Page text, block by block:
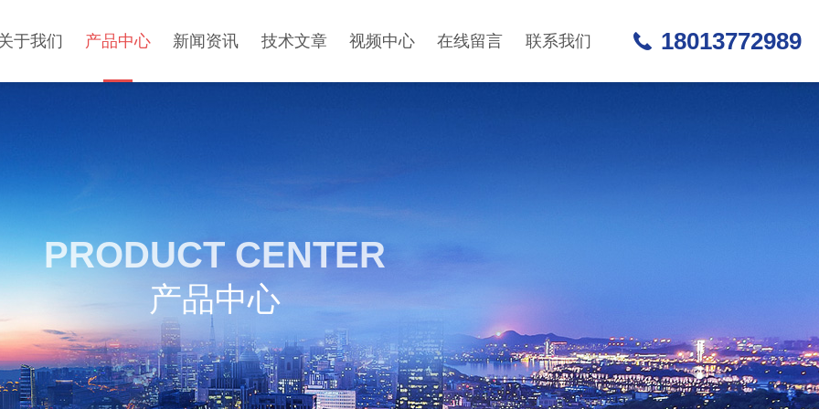
于我们 产品中心 新闻资讯 技术文章 视频中心 在线留言 联系我们 18013772989
PRODUCT CENTER
产品中心